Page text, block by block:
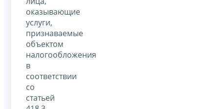
оказывающие
услуги,
признаваемые
объектом
налогообложения
в
соответствии
со
статьей